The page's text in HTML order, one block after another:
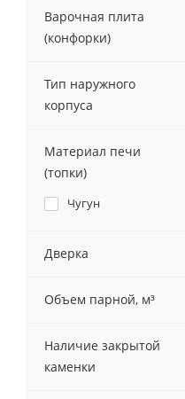
Варочная плита
(конфорки)
Тип наружного
корпуса
Материал печи
(топки)
Чугун
Дверка
Объем парной, м³
Наличие закрытой
каменки